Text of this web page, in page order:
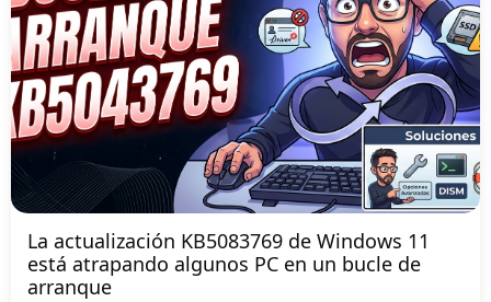
La actualización KB5083769 de Windows 11
está atrapando algunos PC en un bucle de
arranque